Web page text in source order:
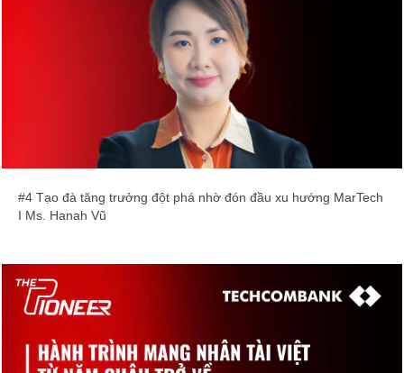
#4 Tạo đà tăng trưởng đột phá nhờ đón đầu xu hướng MarTech
I Ms. Hanah Vũ